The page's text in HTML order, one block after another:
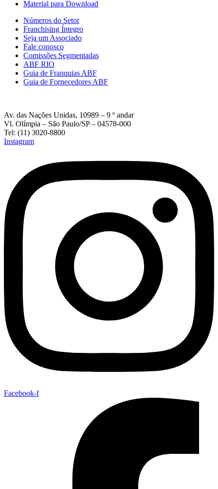
Material para Download
Números do Setor
Franchising Íntegro
Seja um Associado
Fale conosco
Comissões Segmentadas
ABF RIO
Guia de Franquias ABF
Guia de Fornecedores ABF
Av. das Nações Unidas, 10989 – 9 º andar
Vl. Olímpia – São Paulo/SP – 04578-000
Tel: (11) 3020-8800
Instagram
Facebook-f